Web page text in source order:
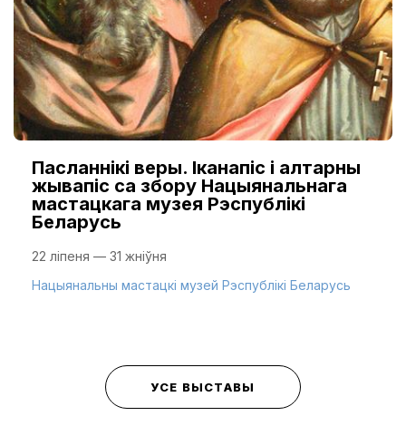
Пасланнікі веры. Іканапіс і алтарны
жывапіс са збору Нацыянальнага
мастацкага музея Рэспублікі
Беларусь
22 ліпеня — 31 жніўня
Нацыянальны мастацкі музей Рэспублікі Беларусь
УСЕ ВЫСТАВЫ